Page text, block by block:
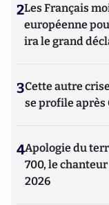
2Les Français
européenne
ira le grand
3Cette autre
se profile après
4Apologie du
700, le chanteur
2026